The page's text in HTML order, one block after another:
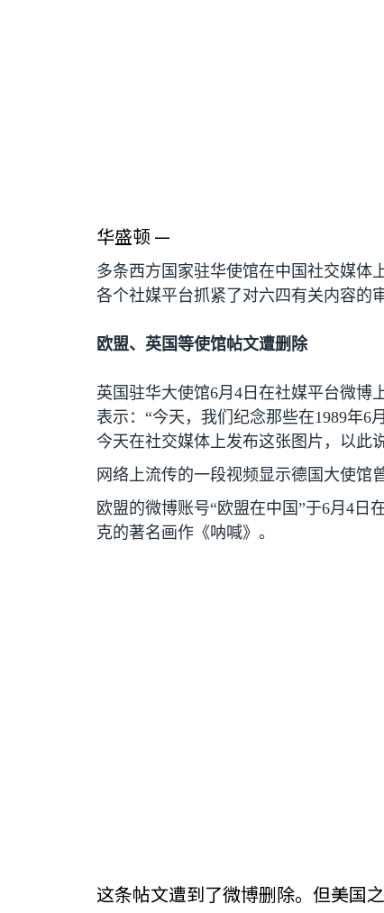
华盛顿 —
多条西方国家驻华使馆在中国社交媒体
各个社媒平台抓紧了对六四有关内容的
欧盟、英国等使馆帖文遭删除
英国驻华大使馆6月 4 日在社媒平台微博
表示：“今天，我们纪念那些在1989年6月
今天在社交媒体上发布这张图片，以此
网络上流传的一段视频显示德国大使馆
欧盟的微博账号“欧盟在中国”于6月 4 日
克的著名画作《呐喊》。
这条帖文遭到了微博删除。但美国